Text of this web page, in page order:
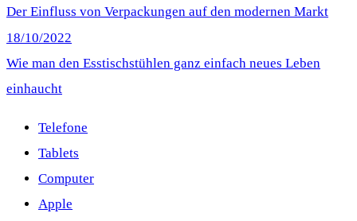
Der Einfluss von Verpackungen auf den modernen Markt
18/10/2022
Wie man den Esstischstühlen ganz einfach neues Leben
einhaucht
Telefone
Tablets
Computer
Apple